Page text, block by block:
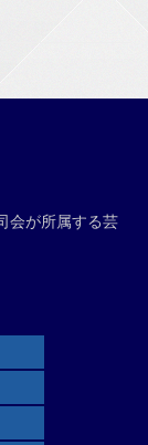
会が所属する芸